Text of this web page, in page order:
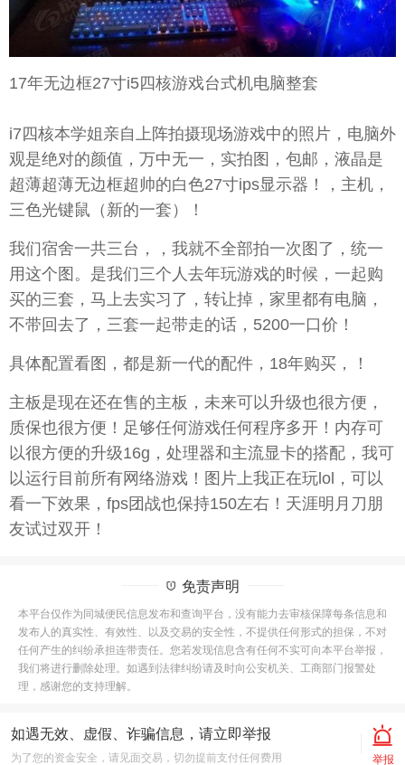
17年无边框27寸i5四核游戏台式机电脑整套
‌‌i7四核本学姐亲自上阵拍摄现场游戏中的照片，电脑外
观是绝对的颜值，万中无一，实拍图，包邮，液晶是
超薄超薄无边框超帅的白色27寸ips显示器！，主机，
三色光键鼠（新的一套）！
我们宿舍一共三台，，我就不全部拍一次图了，统一
用这个图。是我们三个人去年玩游戏的时候，一起购
买的三套，马上去实习了，转让掉，家里都有电脑，
不带回去了，三套一起带走的话，5200一口价！
具体配置看图，都是新一代的配件，18年购买，！
主板是现在还在售的主板，未来可以升级也很方便，
质保也很方便！足够任何游戏任何程序多开！内存可
以很方便的升级16g，处理器和主流显卡的搭配，我可
以运行目前所有网络游戏！图片上我正在玩lol，可以
看一下效果，fps团战也保持150左右！天涯明月刀朋
友试过双开！
免责声明
本平台仅作为同城便民信息发布和查询平台，没有能力去审核保障每条信息和
发布人的真实性、有效性、以及交易的安全性，不提供任何形式的担保，不对
任何产生的纠纷承担连带责任。您若发现信息含有任何不实可向本平台举报，
我们将进行删除处理。如遇到法律纠纷请及时向公安机关、工商部门报警处
理，感谢您的支持理解。
如遇无效、虚假、诈骗信息，请立即举报
为了您的资金安全，请见面交易，切勿提前支付任何费用 举报